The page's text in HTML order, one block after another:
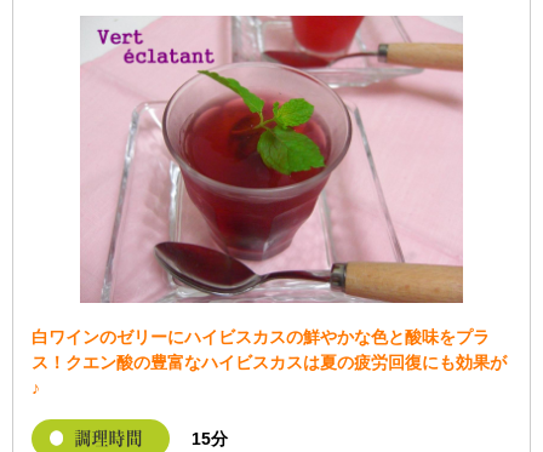
白ワインのゼリーにハイビスカスの鮮やかな色と酸味をプラ
ス！クエン酸の豊富なハイビスカスは夏の疲労回復にも効果が
♪
15分